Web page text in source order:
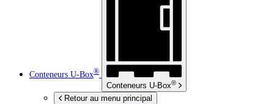
Conteneurs U-Box®
Conteneurs U-Box®
Retour au menu principal